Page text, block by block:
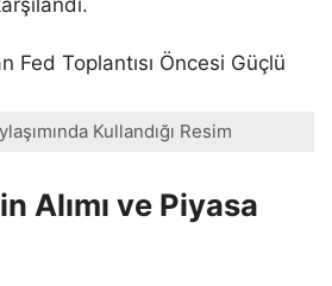
Kullandığı Resim
Alımı ve Piyasa